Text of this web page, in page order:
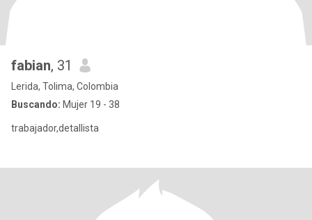
fabian, 31
Lerida, Tolima, Colombia
Buscando: Mujer 19 - 38
trabajador,detallista